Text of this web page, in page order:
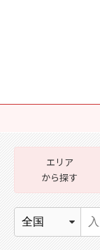
エリア
から探す